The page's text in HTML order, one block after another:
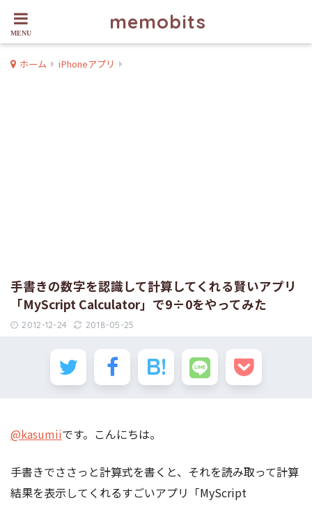
memobits
ホーム iPhoneアプリ
手書きの数字を認識して計算してくれる賢いアプリ
「MyScript Calculator」で9÷0をやってみた
2012-12-24 2018-05-25
@kasumiiです。こんにちは。
手書きでささっと計算式を書くと、それを読み取って計算
結果を表示してくれるすごいアプリ「MyScript